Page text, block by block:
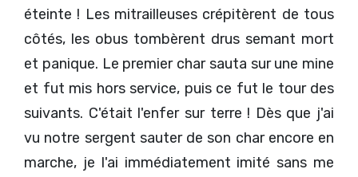
éteinte ! Les mitrailleuses crépitèrent de tous
côtés, les obus tombèrent drus semant mort
et panique. Le premier char sauta sur une mine
et fut mis hors service, puis ce fut le tour des
suivants. C'était l'enfer sur terre ! Dès que j'ai
vu notre sergent sauter de son char encore en
marche, je l'ai immédiatement imité sans me